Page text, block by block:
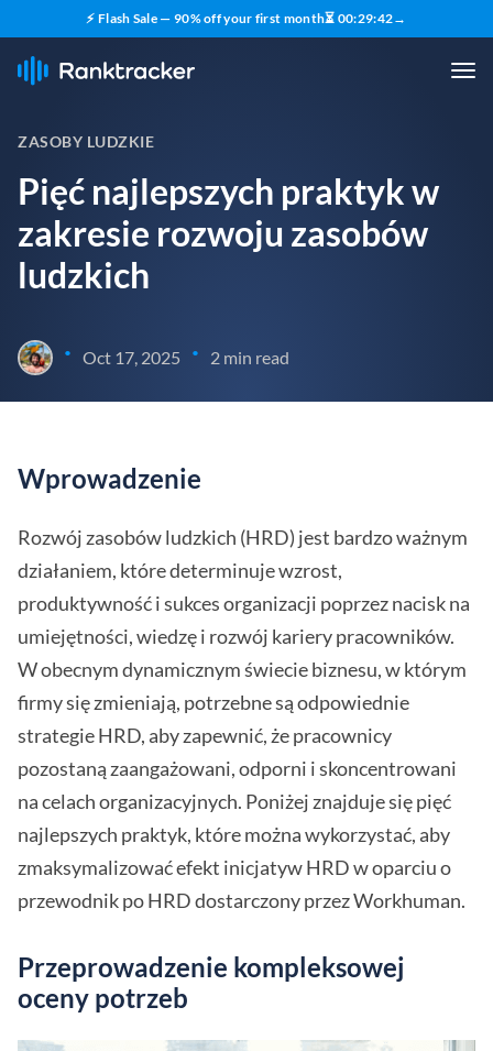
⚡ Flash Sale — 90% off your first month⏳ 00:29:42→
ZASOBY LUDZKIE
Pięć najlepszych praktyk w
zakresie rozwoju zasobów
ludzkich
• Oct 17, 2025 • 2 min read
Wprowadzenie
Rozwój zasobów ludzkich (HRD) jest bardzo ważnym
działaniem, które determinuje wzrost,
produktywność i sukces organizacji poprzez nacisk na
umiejętności, wiedzę i rozwój kariery pracowników.
W obecnym dynamicznym świecie biznesu, w którym
firmy się zmieniają, potrzebne są odpowiednie
strategie HRD, aby zapewnić, że pracownicy
pozostaną zaangażowani, odporni i skoncentrowani
na celach organizacyjnych. Poniżej znajduje się pięć
najlepszych praktyk, które można wykorzystać, aby
zmaksymalizować efekt inicjatyw HRD w oparciu o
przewodnik po HRD dostarczony przez Workhuman.
Przeprowadzenie kompleksowej
oceny potrzeb